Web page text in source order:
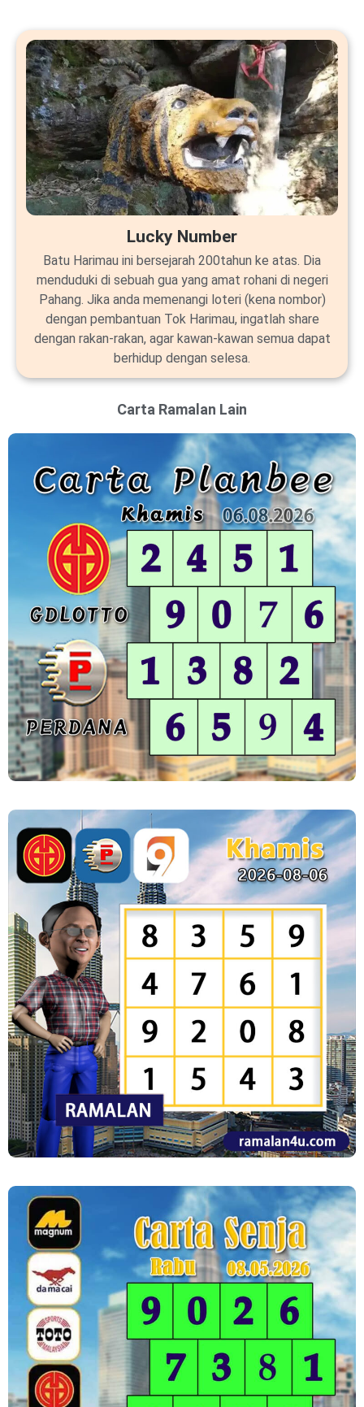
Lucky Number
Batu Harimau ini bersejarah 200tahun ke atas. Dia
menduduki di sebuah gua yang amat rohani di negeri
Pahang. Jika anda memenangi loteri (kena nombor)
dengan pembantuan Tok Harimau, ingatlah share
dengan rakan-rakan, agar kawan-kawan semua dapat
berhidup dengan selesa.
Carta Ramalan Lain